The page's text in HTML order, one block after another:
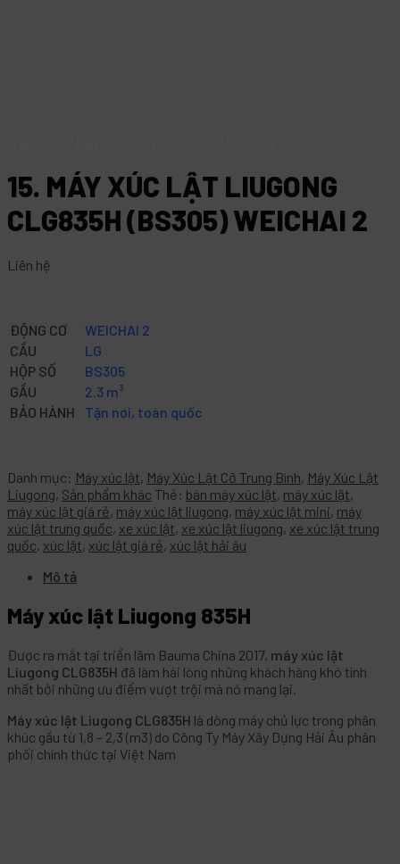
15. MÁY XÚC LẬT LIUGONG
CLG835H (BS305) WEICHAI 2
Liên hệ
ĐỘNG CƠ
WEICHAI 2
CẦU
LG
HỘP SỐ
BS305
GẦU
2.3 m³
BẢO HÀNH
Tận nơi, toàn quốc
Danh mục: Máy xúc lật, Máy Xúc Lật Cỡ Trung Bình, Máy Xúc Lật
Liugong, Sản phẩm khác Thẻ: bán máy xúc lật, máy xúc lật,
máy xúc lật giá rẻ, máy xúc lật liugong, máy xúc lật mini, máy
xúc lật trung quốc, xe xúc lật, xe xúc lật liugong, xe xúc lật trung
quốc, xúc lật, xúc lật giá rẻ, xúc lật hải âu
Mô tả
Máy xúc lật Liugong 835H
Được ra mắt tại triển lãm Bauma China 2017, máy xúc lật
Liugong CLG835H đã làm hài lòng những khách hàng khó tính
nhất bởi những ưu điểm vượt trội mà nó mang lại.
Máy xúc lật Liugong CLG835H là dòng máy chủ lực trong phân
khúc gầu từ 1,8 – 2,3 (m3) do Công Ty Máy Xây Dựng Hải Âu phân
phối chính thức tại Việt Nam